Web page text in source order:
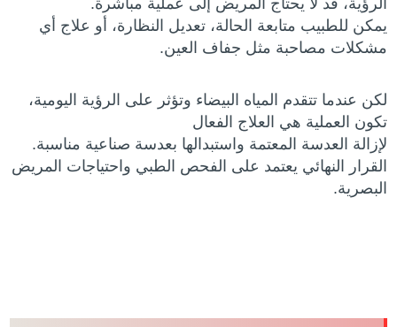
الرؤية، قد لا يحتاج المريض إلى عملية مباشرة.
يمكن للطبيب متابعة الحالة، تعديل النظارة، أو علاج أي
مشكلات مصاحبة مثل جفاف العين.
لكن عندما تتقدم المياه البيضاء وتؤثر على الرؤية اليومية،
تكون العملية هي العلاج الفعال
لإزالة العدسة المعتمة واستبدالها بعدسة صناعية مناسبة.
القرار النهائي يعتمد على الفحص الطبي واحتياجات المريض
البصرية.